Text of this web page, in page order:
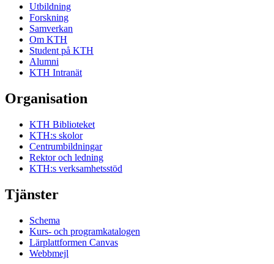
Utbildning
Forskning
Samverkan
Om KTH
Student på KTH
Alumni
KTH Intranät
Organisation
KTH Biblioteket
KTH:s skolor
Centrumbildningar
Rektor och ledning
KTH:s verksamhetsstöd
Tjänster
Schema
Kurs- och programkatalogen
Lärplattformen Canvas
Webbmejl